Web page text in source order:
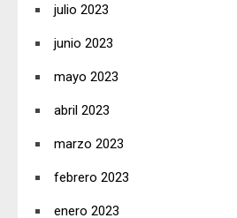
julio 2023
junio 2023
mayo 2023
abril 2023
marzo 2023
febrero 2023
enero 2023